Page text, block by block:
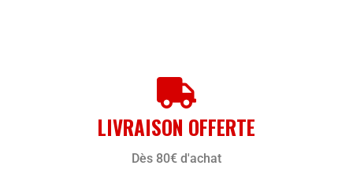
LIVRAISON OFFERTE
Dès 80€ d'achat